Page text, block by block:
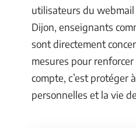
utilisateurs du webmail
Dijon, enseignants
sont directement
mesures pour
compte, c’est protéger
personnelles et la vie